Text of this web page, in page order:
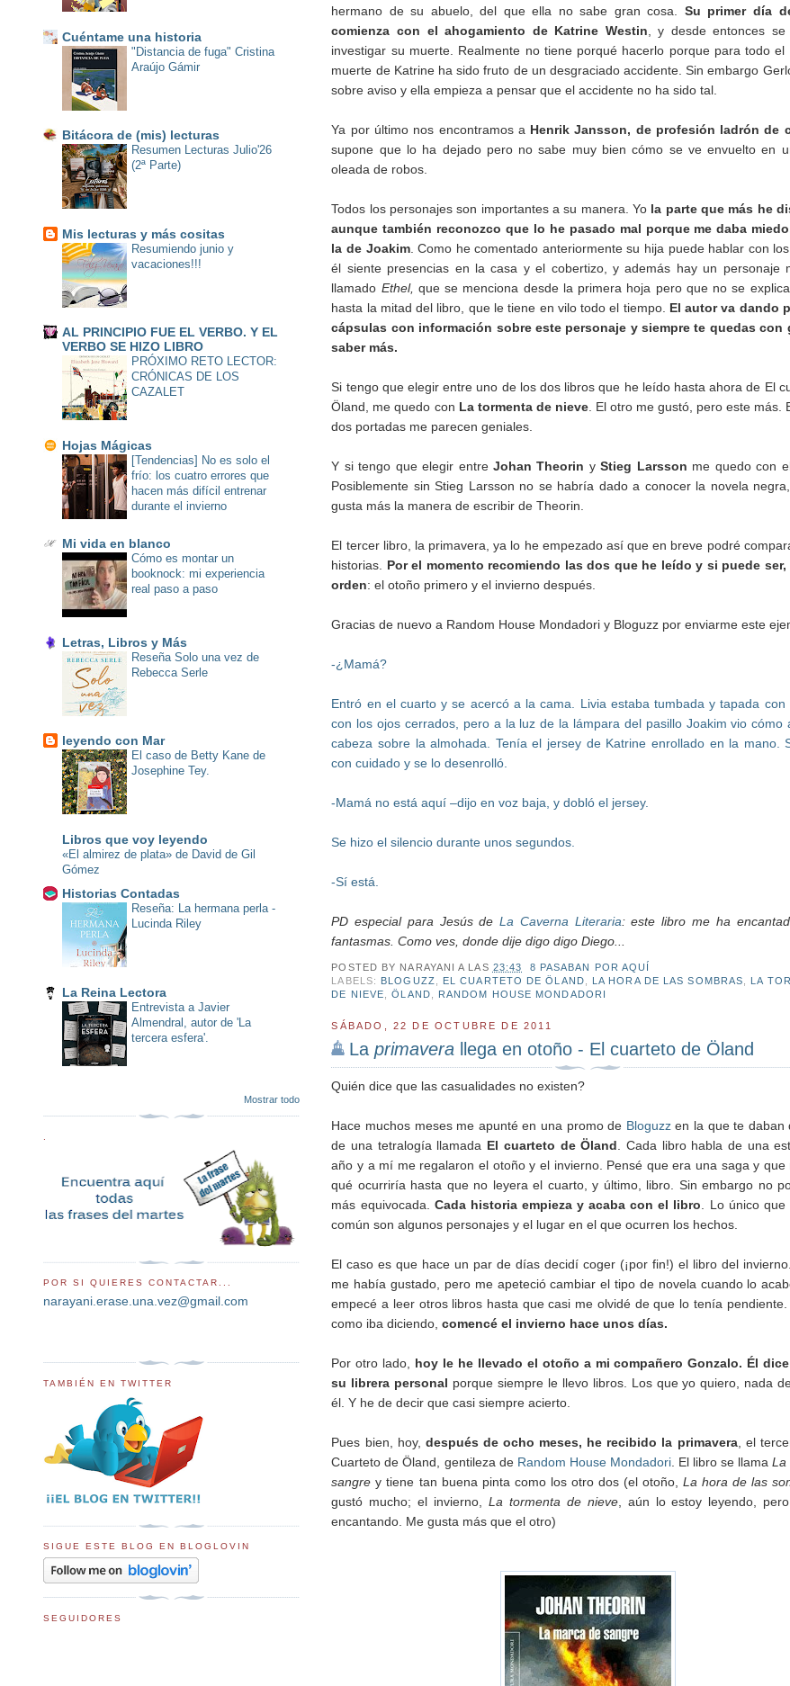
hermano de su abuelo, del que ella no sabe gran cosa. Su primer día
comienza con el ahogamiento de Katrine Westin , y desde entonces
investigar su muerte. Realmente no tiene porqué hacerlo porque para todo el
muerte de Katrine ha sido fruto de un desgraciado accidente. Sin embargo
sobre aviso y ella empieza a pensar que el accidente no ha sido tal.
Ya por último nos encontramos a Henrik Jansson, de profesión ladrón de
supone que lo ha dejado pero no sabe muy bien cómo se ve envuelto en
oleada de robos.
Todos los personajes son importantes a su manera. Yo la parte que más he
aunque también reconozco que lo he pasado mal porque me daba
la de Joakim. Como he comentado anteriormente su hija puede hablar con los
él siente presencias en la casa y el cobertizo, y además hay un personaje
llamado Ethel, que se menciona desde la primera hoja pero que no se
hasta la mitad del libro, que le tiene en vilo todo el tiempo. El autor va dando
cápsulas con información sobre este personaje y siempre te quedas con
saber más.
Si tengo que elegir entre uno de los dos libros que he leído hasta ahora de El
Öland, me quedo con La tormenta de nieve. El otro me gustó, pero este más.
dos portadas me parecen geniales.
Y si tengo que elegir entreJohan Theorin yStieg Larsson me quedo con
Posiblemente sin Stieg Larsson no se habría dado a conocer la novela
gusta más la manera de escribir de Theorin.
El tercer libro, la primavera, ya lo he empezado así que en breve podré
historias. Por el momento recomiendo las dos que he leído y si puede ser,
orden: el otoño primero y el invierno después.
Gracias de nuevo a Random House Mondadori y Bloguzz por enviarme este
-¿Mamá?
Entró en el cuarto y se acercó a la cama. Livia estaba tumbada y tapada con
con los ojos cerrados, pero a la luz de la lámpara del pasillo Joakim vio cómo
cabeza sobre la almohada. Tenía el jersey de Katrine enrollado en la mano.
con cuidado y se lo desenrolló.
-Mamá no está aquí –dijo en voz baja, y dobló el jersey.
Se hizo el silencio durante unos segundos.
-Sí está.
PD especial para Jesús deLa Caverna Literaria: este libro me ha
fantasmas. Como ves, donde dije digo digo Diego...
POSTED BY NARAYANI A LAS 23:43
8 PASABAN POR AQUÍ
LABELS: BLOGUZZ EL CUARTETO DE ÖLAND LA HORA DE LAS SOMBRAS
LA
DE NIEVE ,ÖLAND RANDOM HOUSE MONDADORI
SÁBADO, 22 DE OCTUBRE DE 2011
Laprimavera llega en otoño - El cuarteto de Öland
Quién dice que las casualidades no existen?
Hace muchos meses me apunté en una promo de Bloguzzen la que te daban
de una tetralogía llamada El cuarteto de Öland. Cada libro habla de una
año y a mí me regalaron el otoño y el invierno. Pensé que era una saga y que
qué ocurriría hasta que no leyera el cuarto, y último, libro. Sin embargo no
más equivocada. Cada historia empieza y acaba con el libro. Lo único que
común son algunos personajes y el lugar en el que ocurren los hechos.
El caso es que hace un par de días decidí coger (¡por fin!) el libro del
me había gustado, pero me apeteció cambiar el tipo de novela cuando lo
empecé a leer otros libros hasta que casi me olvidé de que lo tenía pendiente.
como iba diciendo,comencé el invierno hace unos días.
Por otro lado, hoy le he llevado el otoño a mi compañero Gonzalo. Él
su librera personal porque siempre le llevo libros. Los que yo quiero, nada
él. Y he de decir que casi siempre acierto.
Pues bien, hoy, después de ocho meses, he recibido la primavera, el
Cuarteto de Öland, gentileza de Random House Mondadori. El libro se llama La
sangre y tiene tan buena pinta como los otro dos (el otoño, La hora de las
gustó mucho; el invierno,La tormenta de nieve, aún lo estoy leyendo,
encantando. Me gusta más que el otro)
Cuéntame una historia
"Distancia de fuga" Cristina
Araújo Gámir
Bitácora de (mis) lecturas
Resumen Lecturas Julio'26
(2ª Parte)
Mis lecturas y más cositas
Resumiendo junio y
vacaciones!!!
AL PRINCIPIO FUE EL VERBO. Y EL
VERBO SE HIZO LIBRO
PRÓXIMO RETO LECTOR:
CRÓNICAS DE LOS
CAZALET
Hojas Mágicas
[Tendencias] No es solo el
frío: los cuatro errores que
hacen más difícil entrenar
durante el invierno
Mi vida en blanco
Cómo es montar un
booknock: mi experiencia
real paso a paso
Letras, Libros y Más
Reseña Solo una vez de
Rebecca Serle
leyendo con Mar
El caso de Betty Kane de
Josephine Tey.
Libros que voy leyendo
«El almirez de plata» de David de Gil
Gómez
Historias Contadas
Reseña: La hermana perla -
Lucinda Riley
La Reina Lectora
Entrevista a Javier
Almendral, autor de 'La
tercera esfera'.
Mostrar todo
.
POR SI QUIERES CONTACTAR...
narayani.erase.una.vez@gmail.com
TAMBIÉN EN TWITTER
SIGUE ESTE BLOG EN BLOGLOVIN
SEGUIDORES